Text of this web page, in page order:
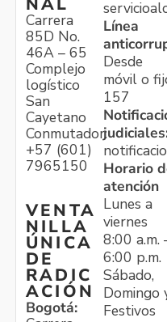
Carrera
85D No.
46A – 65
Complejo
logístico
San
Cayetano
Conmutador:
+57 (601)
7965150
VENTA
NILLA
ÚNICA
DE
RADIC
ACIÓN
Bogotá:
Línea
Desde
móvil o
157
Horario
atención
Lunes a
viernes
8:00 a.m.
6:00 p.m.
Sábado,
Domingo
Festivos